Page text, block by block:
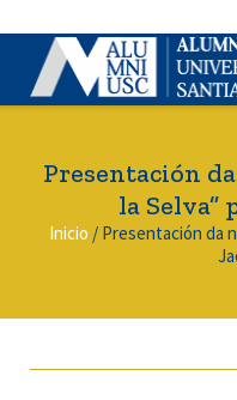
Presentación
la Selva”
Inicio / Presentación da